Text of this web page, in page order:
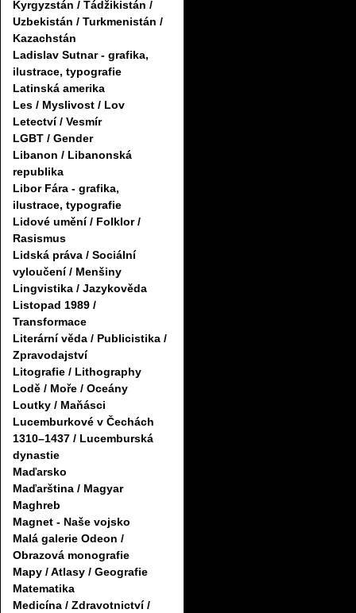
Kyrgyzstán / Tádžikistán /
Uzbekistán / Turkmenistán /
Kazachstán
Ladislav Sutnar - grafika,
ilustrace, typografie
Latinská amerika
Les / Myslivost / Lov
Letectví / Vesmír
LGBT / Gender
Libanon / Libanonská
republika
Libor Fára - grafika,
ilustrace, typografie
Lidové umění / Folklor /
Rasismus
Lidská práva / Sociální
vyloučení / Menšiny
Lingvistika / Jazykověda
Listopad 1989 /
Transformace
Literární věda / Publicistika /
Zpravodajství
Litografie / Lithography
Lodě / Moře / Oceány
Loutky / Maňásci
Lucemburkové v Čechách
1310–1437 / Lucemburská
dynastie
Maďarsko
Maďarština / Magyar
Maghreb
Magnet - Naše vojsko
Malá galerie Odeon /
Obrazová monografie
Mapy / Atlasy / Geografie
Matematika
Medicína / Zdravotnictví /